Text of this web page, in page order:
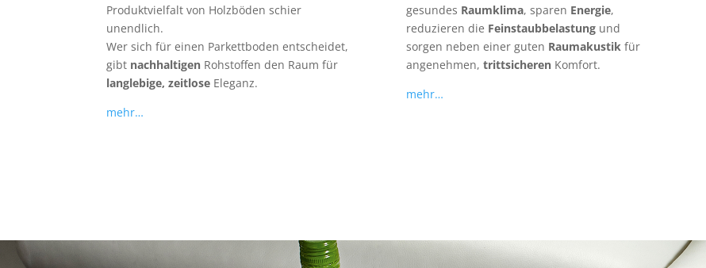
Produktvielfalt von Holzböden schier
unendlich.
Wer sich für einen Parkettboden entscheidet,
gibt nachhaltigen Rohstoffen den Raum für
langlebige, zeitlose Eleganz.
mehr…
gesundes Raumklima, sparen Energie,
reduzieren die Feinstaubbelastung und
sorgen neben einer guten Raumakustik für
angenehmen,trittsicheren Komfort.
mehr…